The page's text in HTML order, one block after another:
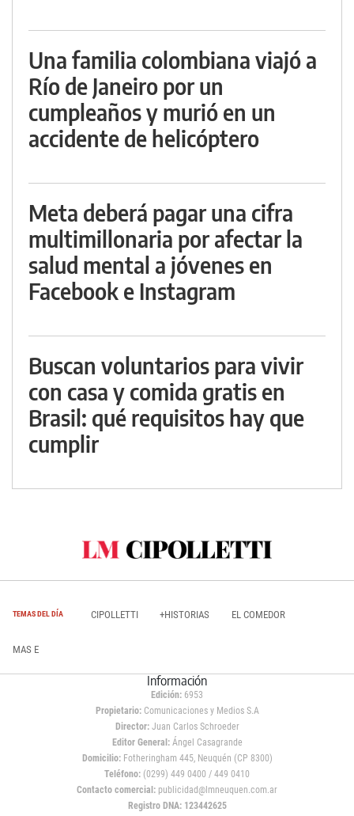
Una familia colombiana viajó a
Río de Janeiro por un
cumpleaños y murió en un
accidente de helicóptero
Meta deberá pagar una cifra
multimillonaria por afectar la
salud mental a jóvenes en
Facebook e Instagram
Buscan voluntarios para vivir
con casa y comida gratis en
Brasil: qué requisitos hay que
cumplir
TEMAS DEL DÍA CIPOLLETTI +HISTORIAS EL COMEDOR
MAS E
Información
Edición: 6953
Propietario:Comunicaciones y Medios S.A
Director: Juan Carlos Schroeder
Editor General:Ángel Casagrande
Domicilio:Fotheringham 445, Neuquén (CP 8300)
Teléfono: (0299) 449 0400 / 449 0410
Contacto comercial: publicidad@lmneuquen.com.ar
Registro DNA: 123442625